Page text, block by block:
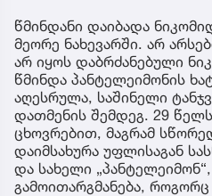
წმინდანი დაიბადა
მეორე ნახევარში. არ
არ იყოს დაბრძანებული
წმინდა პანტელეიმონის
აღესრულა, საშინელი
დათმენის შემდეგ. 29
ცხოვრებით, მაგრამ
დაიმსახურა უფლისაგან
და სახელი
გამოითარგმანება,